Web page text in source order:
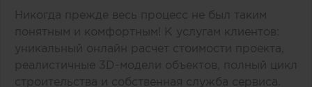
Никогда прежде весь процесс не был таким
понятным и комфортным! К услугам клиентов:
уникальный онлайн расчет стоимости проекта,
реалистичные 3D-модели объектов, полный цикл
строительства и собственная служба сервиса.